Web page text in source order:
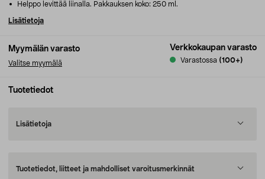
Myymälän varasto
Valitse myymälä
Verkkokaupan varasto
Varastossa (100+)
Helppo levittää liinalla. Pakkauksen koko: 250 ml.
Lisätietoja
Tuotetiedot
Lisätietoja
Tuotetiedot, liitteet ja mahdolliset varoitusmerkinnät